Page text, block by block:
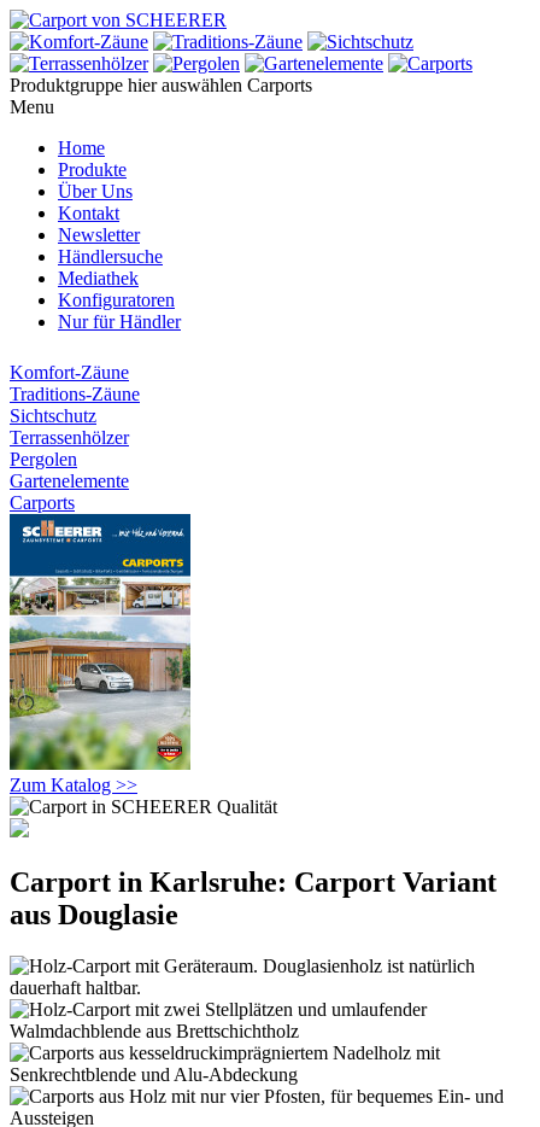
Produktgruppe hier auswählen Carports
Menu
Home
Produkte
Über Uns
Kontakt
Newsletter
Händlersuche
Mediathek
Konfiguratoren
Nur für Händler
Komfort-Zäune
Traditions-Zäune
Sichtschutz
Terrassenhölzer
Pergolen
Gartenelemente
Carports
Zum Katalog >>
Carport in Karlsruhe: Carport Variant
aus Douglasie